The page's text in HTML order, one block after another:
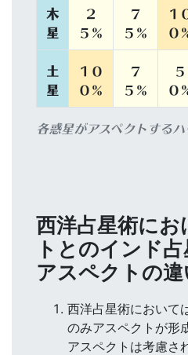
各惑星がアスペクトする
木
星
２
５％
７
５％
１
０
土
星
１０
０％
７
５％
５
０
西洋占星術にお
トとのインド
アスペクトの違
西洋占星術において
のみアスペクトが形
アスペクトは考慮さ